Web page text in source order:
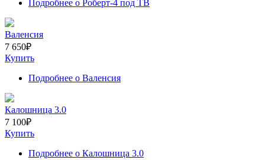
Подробнее о Роберт-4 под ТВ
Валенсия
7 650₽
Купить
Подробнее о Валенсия
Калошница 3.0
7 100₽
Купить
Подробнее о Калошница 3.0